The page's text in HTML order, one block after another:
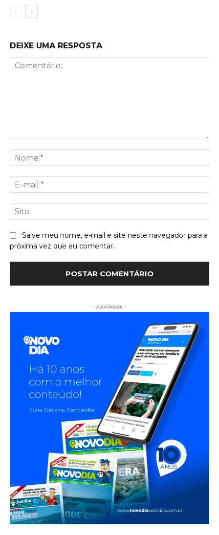
DEIXE UMA RESPOSTA
Salve meu nome, e-mail e site neste navegador para a
próxima vez que eu comentar.
- publididade -